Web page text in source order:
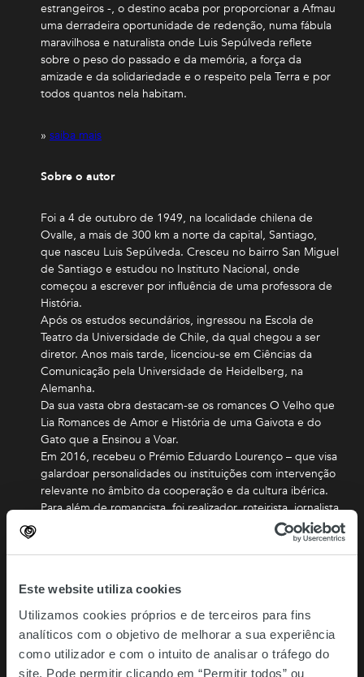
Este website utiliza cookies
Utilizamos cookies próprios e de terceiros para fins
analíticos com o objetivo de melhorar a sua experiência
como utilizador e com o intuito de analisar o tráfego do
site. Pode permitir clicando em “Permitir todos” ou
estrangeiros -, o destino acaba por proporcionar a Afmau
uma derradeira oportunidade de redenção, numa fábula
maravilhosa e naturalista onde Luis Sepúlveda reflete
sobre o peso do passado e da memória, a força da
amizade e da solidariedade e o respeito pela Terra e por
todos quantos nela habitam.
» saiba mais
Sobre o autor
Foi a 4 de outubro de 1949, na localidade chilena de
Ovalle, a mais de 300 km a norte da capital, Santiago,
que nasceu Luis Sepúlveda. Cresceu no bairro San Miguel
de Santiago e estudou no Instituto Nacional, onde
começou a escrever por influência de uma professora de
História.
Após os estudos secundários, ingressou na Escola de
Teatro da Universidade de Chile, da qual chegou a ser
diretor. Anos mais tarde, licenciou-se em Ciências da
Comunicação pela Universidade de Heidelberg, na
Alemanha.
Da sua vasta obra destacam-se os romances O Velho que
Lia Romances de Amor e História de uma Gaivota e do
Gato que a Ensinou a Voar.
Em 2016, recebeu o Prémio Eduardo Lourenço – que visa
galardoar personalidades ou instituições com intervenção
relevante no âmbito da cooperação e da cultura ibérica.
Para além de romancista, foi realizador, roteirista, jornalista
e ativista político. Em 1970 venceu o Prémio Casa das
Américas pelo seu primeiro livro, Crónicas de Pedro
Nadie.
exemplares em todo o mundo e as suas obras estão
traduzidas em mais de 60 idiomas.
A 29 de fevereiro de 2020, Luis Sepúlveda foi
diagnosticado com Covid-19 e consequentemente
internado no Hospital Universitário Central de Astúrias,